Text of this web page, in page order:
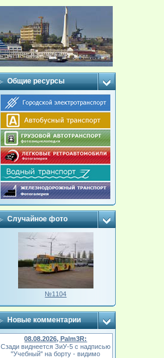
Общие ресурсы
Случайное фото
№1104
Новые комментарии
08.08.2026, Palm3R:
Сзади виднеется ЗиУ-5 с надписью
"Учебный" на борту - видимо